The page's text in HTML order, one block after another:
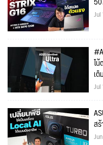
โ
เต็ม
ส